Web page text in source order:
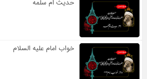
حدیث ام سلمه
خواب امام علیه السلام